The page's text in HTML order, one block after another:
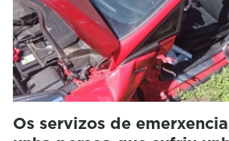
Os servizos de